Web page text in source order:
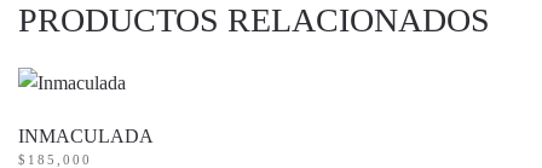
PRODUCTOS RELACIONADOS
INMACULADA
$ 185,000